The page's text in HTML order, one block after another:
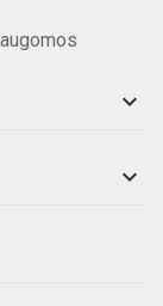

